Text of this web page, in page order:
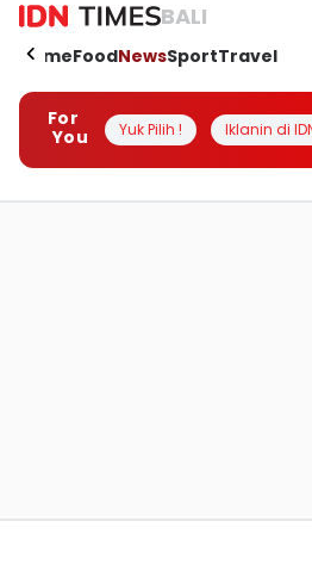
BALI
HomeFoodNewsSportTravel
For
You
Yuk Pilih ! Iklanin di